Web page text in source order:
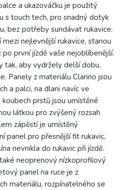
a ukazováčku je použitý
s touch tech, pro snadný dotyk
bez potřeby sundávat rukavice.
nejlevnější rukavice, stanou
po první jízdě vaše nejoblíbenější.
tak, aby vydržely delší dobu,
Panely z materiálu Clarino jsou
a palci, na dlani navíc ve
prstů jsou umístěné
látkou pro zvýšený rozsah
zápěstí je umístěný
panel pro přesnější fit rukavic,
nevnikla do rukavic při jízdě.
neoprenový nízkoprofilový
panel na ruce je z
materiálu, rozpínatelného se